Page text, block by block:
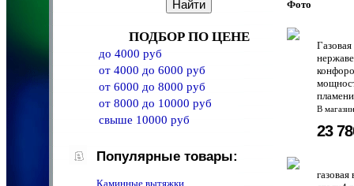
ПОДБОР ПО ЦЕНЕ
до 4000 руб
от 4000 до 6000 руб
от 6000 до 8000 руб
от 8000 до 10000 руб
свыше 10000 руб
Популярные товары:
Каминные вытяжки
Фото
В
23